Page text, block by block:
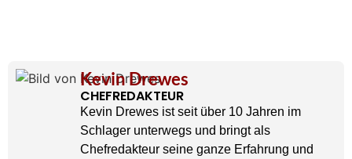
Kevin Drewes
CHEFREDAKTEUR
Kevin Drewes ist seit über 10 Jahren im
Schlager unterwegs und bringt als
Chefredakteur seine ganze Erfahrung und